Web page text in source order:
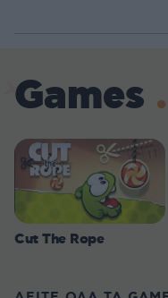
Games
Cut The Rope